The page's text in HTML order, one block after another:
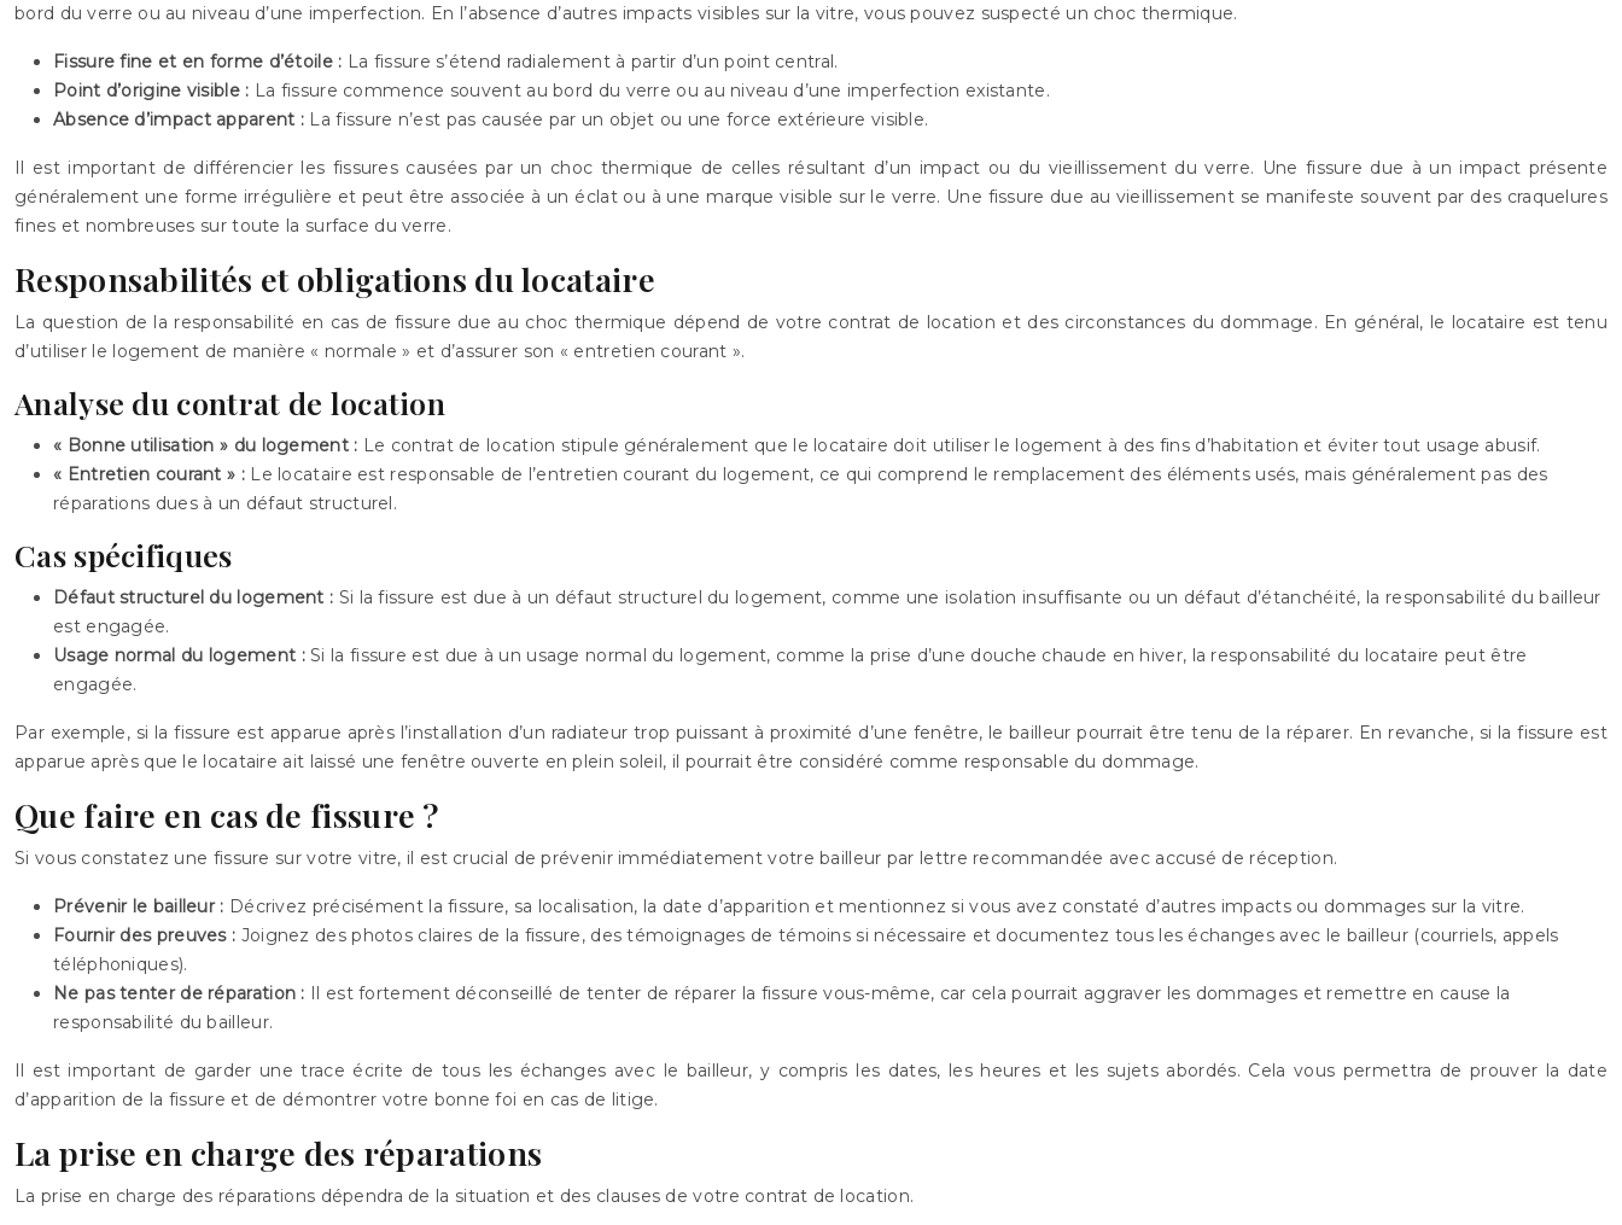
bord du verre ou au niveau d’une imperfection. En l’absence d’autres impacts visibles sur la vitre, vous pouvez suspecté un choc thermique.
Fissure fine et en forme d’étoile : La fissure s’étend radialement à partir d’un point central.
Point d’origine visible : La fissure commence souvent au bord du verre ou au niveau d’une imperfection existante.
Absence d’impact apparent : La fissure n’est pas causée par un objet ou une force extérieure visible.
Il est important de différencier les fissures causées par un choc thermique de celles résultant d’un impact ou du vieillissement du verre. Une fissure due à un impact présente
généralement une forme irrégulière et peut être associée à un éclat ou à une marque visible sur le verre. Une fissure due au vieillissement se manifeste souvent par des craquelures
fines et nombreuses sur toute la surface du verre.
Responsabilités et obligations du locataire
La question de la responsabilité en cas de fissure due au choc thermique dépend de votre contrat de location et des circonstances du dommage. En général, le locataire est tenu
d’utiliser le logement de manière « normale » et d’assurer son « entretien courant ».
Analyse du contrat de location
« Bonne utilisation » du logement : Le contrat de location stipule généralement que le locataire doit utiliser le logement à des fins d’habitation et éviter tout usage abusif.
« Entretien courant » : Le locataire est responsable de l’entretien courant du logement, ce qui comprend le remplacement des éléments usés, mais généralement pas des
réparations dues à un défaut structurel.
Cas spécifiques
Défaut structurel du logement : Si la fissure est due à un défaut structurel du logement, comme une isolation insuffisante ou un défaut d’étanchéité, la responsabilité du bailleur
est engagée.
Usage normal du logement :Si la fissure est due à un usage normal du logement, comme la prise d’une douche chaude en hiver, la responsabilité du locataire peut être
engagée.
Par exemple, si la fissure est apparue après l’installation d’un radiateur trop puissant à proximité d’une fenêtre, le bailleur pourrait être tenu de la réparer. En revanche, si la fissure est
apparue après que le locataire ait laissé une fenêtre ouverte en plein soleil, il pourrait être considéré comme responsable du dommage.
Que faire en cas de fissure ?
Si vous constatez une fissure sur votre vitre, il est crucial de prévenir immédiatement votre bailleur par lettre recommandée avec accusé de réception.
Prévenir le bailleur : Décrivez précisément la fissure, sa localisation, la date d’apparition et mentionnez si vous avez constaté d’autres impacts ou dommages sur la vitre.
Fournir des preuves : Joignez des photos claires de la fissure, des témoignages de témoins si nécessaire et documentez tous les échanges avec le bailleur (courriels, appels
téléphoniques).
Ne pas tenter de réparation : Il est fortement déconseillé de tenter de réparer la fissure vous-même, car cela pourrait aggraver les dommages et remettre en cause la
responsabilité du bailleur.
Il est important de garder une trace écrite de tous les échanges avec le bailleur, y compris les dates, les heures et les sujets abordés. Cela vous permettra de prouver la date
d’apparition de la fissure et de démontrer votre bonne foi en cas de litige.
La prise en charge des réparations
La prise en charge des réparations dépendra de la situation et des clauses de votre contrat de location.